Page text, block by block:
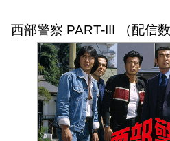
西部警察 PART-III （配信数